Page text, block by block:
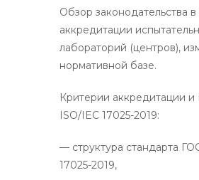
Обзор законодательства
аккредитации
лабораторий (центров),
нормативной базе.
Критерии аккредитации
ISO/IEC 17025-2019:
— структура стандарта
17025-2019,